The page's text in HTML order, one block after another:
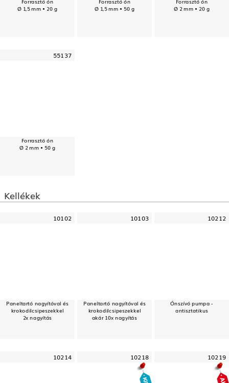
Ø 1,5 mm • 20 g Ø 1,5 mm • 50 g Ø 2 mm • 20 g
55137
Forrasztó ón
Ø 2 mm • 50 g
Kellékek
10102
Paneltartó nagyítóval és
krokodilcsipeszekkel
2x nagyítás
10103
Paneltartó nagyítóval és
krokodilcsipeszekkel
akár 10x nagyítás
10212
Ónszívó pumpa -
antisztatikus
10214 10218 10219